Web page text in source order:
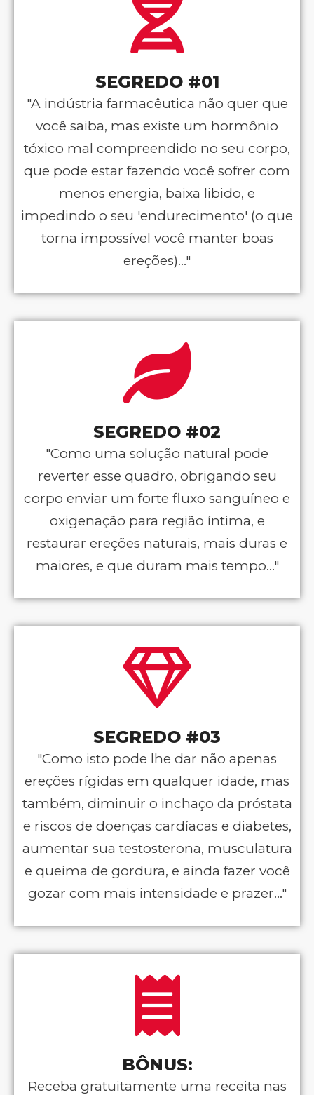
SEGREDO #01
"A indústria farmacêutica não quer que
você saiba, mas existe um hormônio
tóxico mal compreendido no seu corpo,
que pode estar fazendo você sofrer com
menos energia, baixa libido, e
impedindo o seu 'endurecimento' (o que
torna impossível você manter boas
ereções)..."
SEGREDO #02
"Como uma solução natural pode
reverter esse quadro, obrigando seu
corpo enviar um forte fluxo sanguíneo e
oxigenação para região íntima, e
restaurar ereções naturais, mais duras e
maiores, e que duram mais tempo..."
SEGREDO #03
"Como isto pode lhe dar não apenas
ereções rígidas em qualquer idade, mas
também, diminuir o inchaço da próstata
e riscos de doenças cardíacas e diabetes,
aumentar sua testosterona, musculatura
e queima de gordura, e ainda fazer você
gozar com mais intensidade e prazer..."
BÔNUS:
Receba gratuitamente uma receita nas